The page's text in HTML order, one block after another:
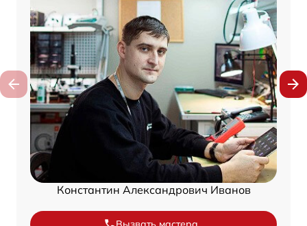
Константин Александрович Иванов